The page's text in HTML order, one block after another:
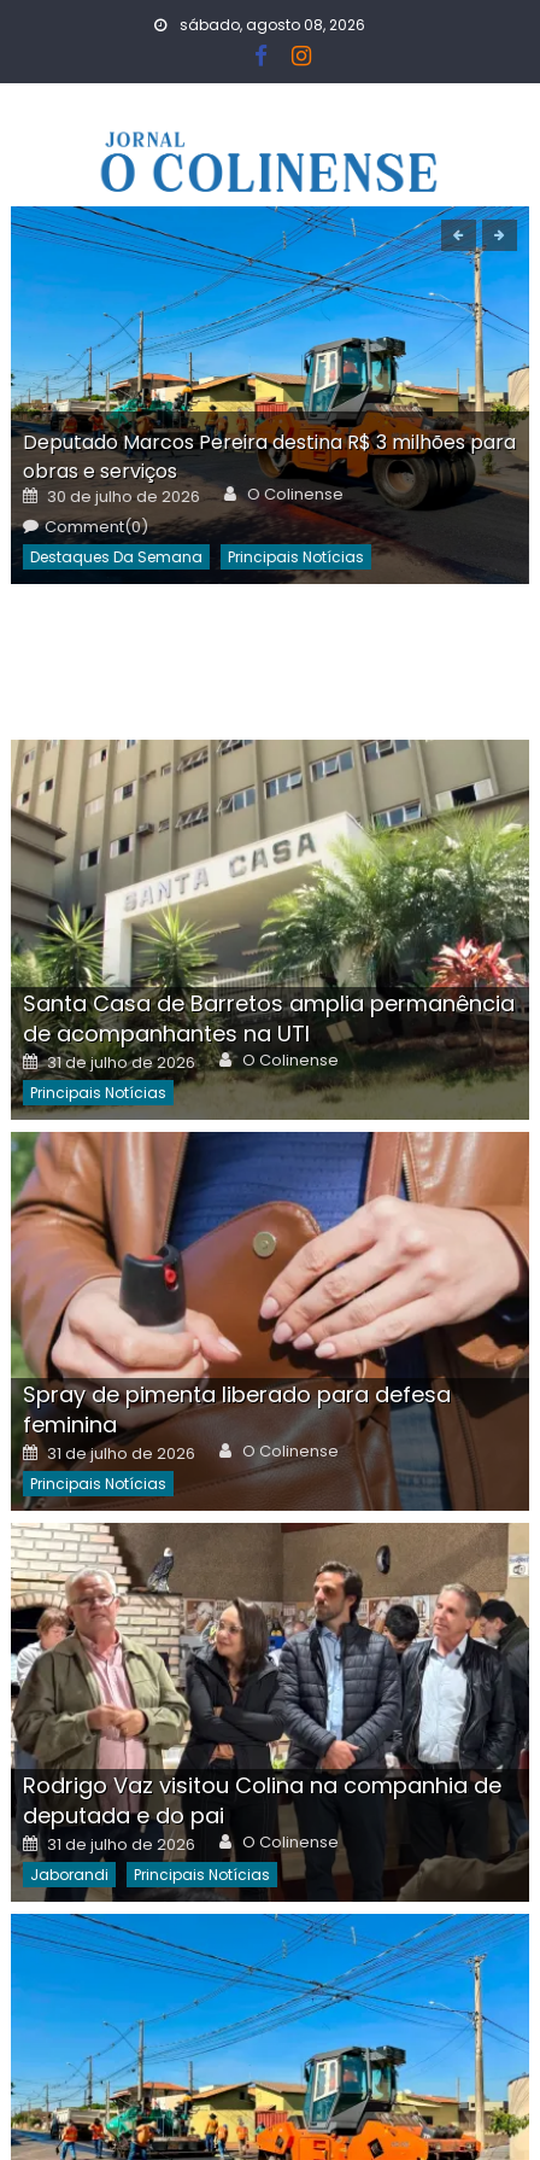
sábado, agosto 08, 2026
Deputado Marcos Pereira destina R$ 3 milhões para
obras e serviços
Posted
on
30 de julho de 2026 Author
O Colinense
Comment(0)
Destaques Da Semana Principais Notícias
Santa Casa de Barretos amplia permanência
de acompanhantes na UTI
Posted
on
31 de julho de 2026 Author
O Colinense
Principais Notícias
Spray de pimenta liberado para defesa
feminina
Posted
on
31 de julho de 2026 Author
O Colinense
Principais Notícias
Rodrigo Vaz visitou Colina na companhia de
deputada e do pai
Posted
on
31 de julho de 2026 Author
O Colinense
Jaborandi Principais Notícias